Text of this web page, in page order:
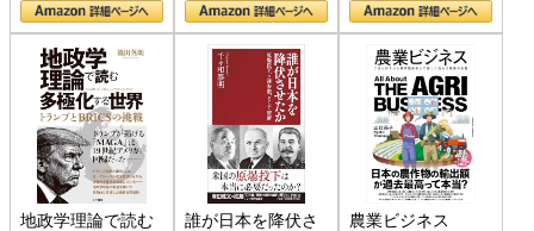
地政学理論で読む
誰が日本を降伏さ
農業ビジネス